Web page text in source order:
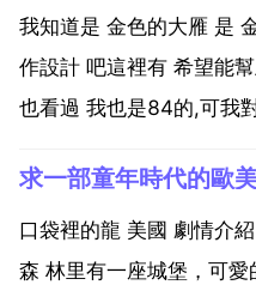
我知道是 金色的大雁 是
作設計 吧這裡有 希望能
也看過 我也是84的,可我
間很遙遠了 金色的大雁
口袋裡的龍 美國 劇情介
森 林里有一座城堡，可